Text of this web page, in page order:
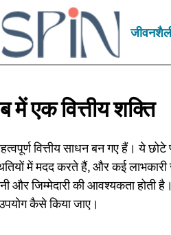
में एकवित्तीय शक्ति
वित्तीय साधन बन गए हैं। ये
में मदद करते हैं, और कई
और जिम्मेदारी की आवश्यकता होती
कैसे किया जाए।